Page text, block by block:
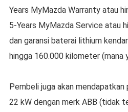
Years MyMazda Warranty atau
5-Years MyMazda Service atau
dan garansi baterai lithium
hingga 160.000 kilometer (mana
Pembeli juga akan
22 kW dengan merk ABB (tidak